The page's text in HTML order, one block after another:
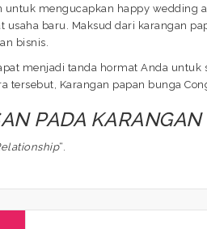
untuk mengucapkan happy
baru. Maksud dari karangan
bisnis.
menjadi tanda hormat Anda
tersebut, Karangan papan bunga
PADA
“.